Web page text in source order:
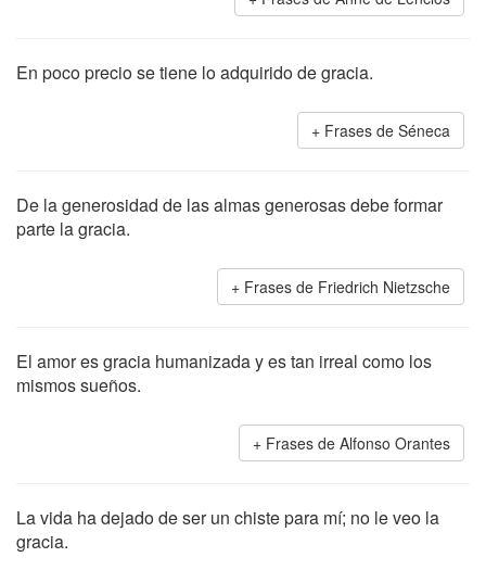
En poco precio se tiene lo adquirido de gracia.
Frases de Séneca
De la generosidad de las almas generosas debe formar
parte la gracia.
Frases de Friedrich Nietzsche
El amor es gracia humanizada y es tan irreal como los
mismos sueños.
Frases de Alfonso Orantes
La vida ha dejado de ser un chiste para mí; no le veo la
gracia.